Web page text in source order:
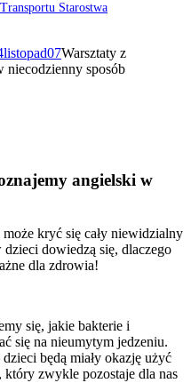
Starostwa
listopad07Warsztaty z
niecodzienny sposób
angielski w
kryć się cały niewidzialny
dzieci dowiedzą się, dlaczego
dla zdrowia!
się, jakie bakterie i
się na nieumytym jedzeniu.
będą miały okazję użyć
zwykle pozostaje dla nas